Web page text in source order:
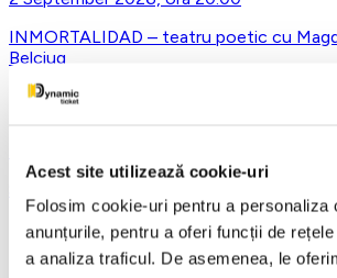
Acest site utilizează cookie-uri
Folosim cookie-uri pentru a personaliza
anunțurile, pentru a oferi funcții de
a analiza traficul. De asemenea, le
INMORTALIDAD – teatru poetic cu
Belciug